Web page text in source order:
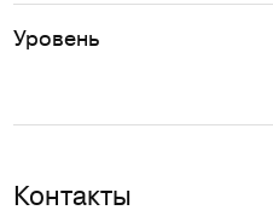
Уровень
Контакты